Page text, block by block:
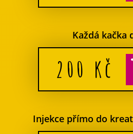
Každá kačka
200 Kč
Injekce přímo do